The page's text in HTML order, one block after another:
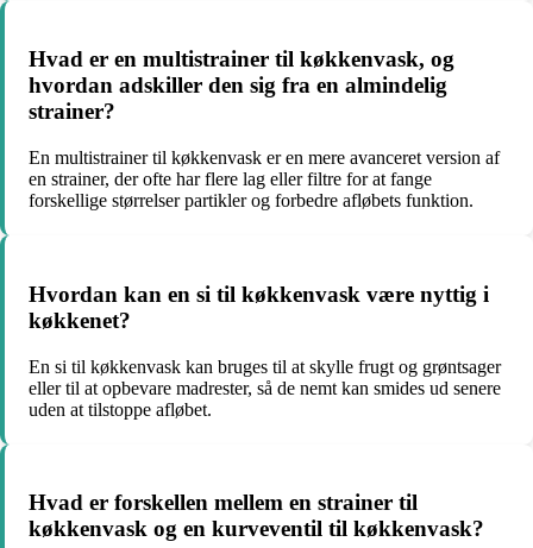
Hvad er en multistrainer til køkkenvask, og
hvordan adskiller den sig fra en almindelig
strainer?
En multistrainer til køkkenvask er en mere avanceret version af
en strainer, der ofte har flere lag eller filtre for at fange
forskellige størrelser partikler og forbedre afløbets funktion.
Hvordan kan en si til køkkenvask være nyttig i
køkkenet?
En si til køkkenvask kan bruges til at skylle frugt og grøntsager
eller til at opbevare madrester, så de nemt kan smides ud senere
uden at tilstoppe afløbet.
Hvad er forskellen mellem en strainer til
køkkenvask og en kurveventil til køkkenvask?